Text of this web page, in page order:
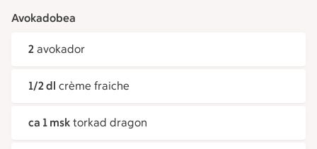
Avokadobea
2 avokador
1/2 dl crème fraiche
ca 1 msk torkad dragon